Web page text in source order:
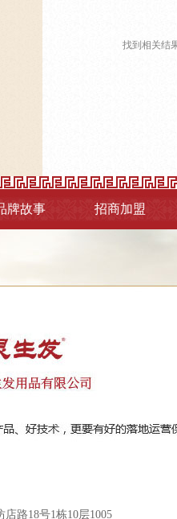
找到相关结
牌故事 招商加盟
路18号1栋10层1005